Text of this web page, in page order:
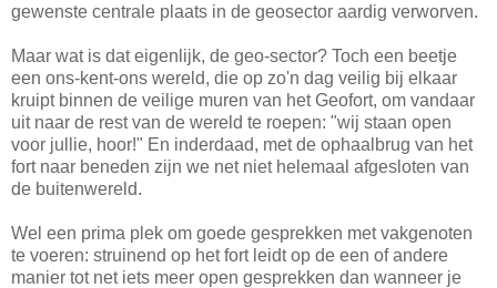
gewenste centrale plaats in de geosector aardig verworven.
Maar wat is dat eigenlijk, de geo-sector? Toch een beetje
een ons-kent-ons wereld, die op zo'n dag veilig bij elkaar
kruipt binnen de veilige muren van het Geofort, om vandaar
uit naar de rest van de wereld te roepen: "wij staan open
voor jullie, hoor!" En inderdaad, met de ophaalbrug van het
fort naar beneden zijn we net niet helemaal afgesloten van
de buitenwereld.
Wel een prima plek om goede gesprekken met vakgenoten
te voeren: struinend op het fort leidt op de een of andere
manier tot net iets meer open gesprekken dan wanneer je